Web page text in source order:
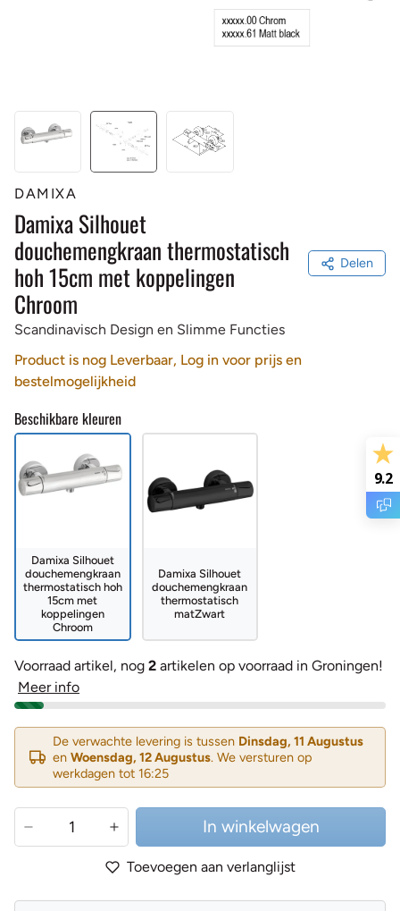
DAMIXA
Damixa Silhouet
douchemengkraan thermostatisch
hoh 15cm met koppelingen
Chroom
Delen
Scandinavisch Design en Slimme Functies
Product is nog Leverbaar, Log in voor prijs en
bestelmogelijkheid
Beschikbare kleuren
Damixa Silhouet
douchemengkraan
thermostatisch hoh
15cm met
koppelingen
Chroom
Damixa Silhouet
douchemengkraan
thermostatisch
matZwart
Voorraad artikel, nog 2 artikelen op voorraad in Groningen!
Meer info
De verwachte levering is tussen Dinsdag, 11 Augustus
en Woensdag, 12 Augustus. We versturen op
werkdagen tot 16:25
In winkelwagen
Toevoegen aan verlanglijst
9.2